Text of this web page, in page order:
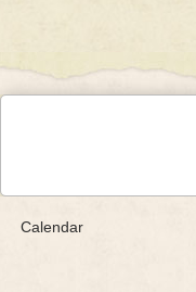
Calendar